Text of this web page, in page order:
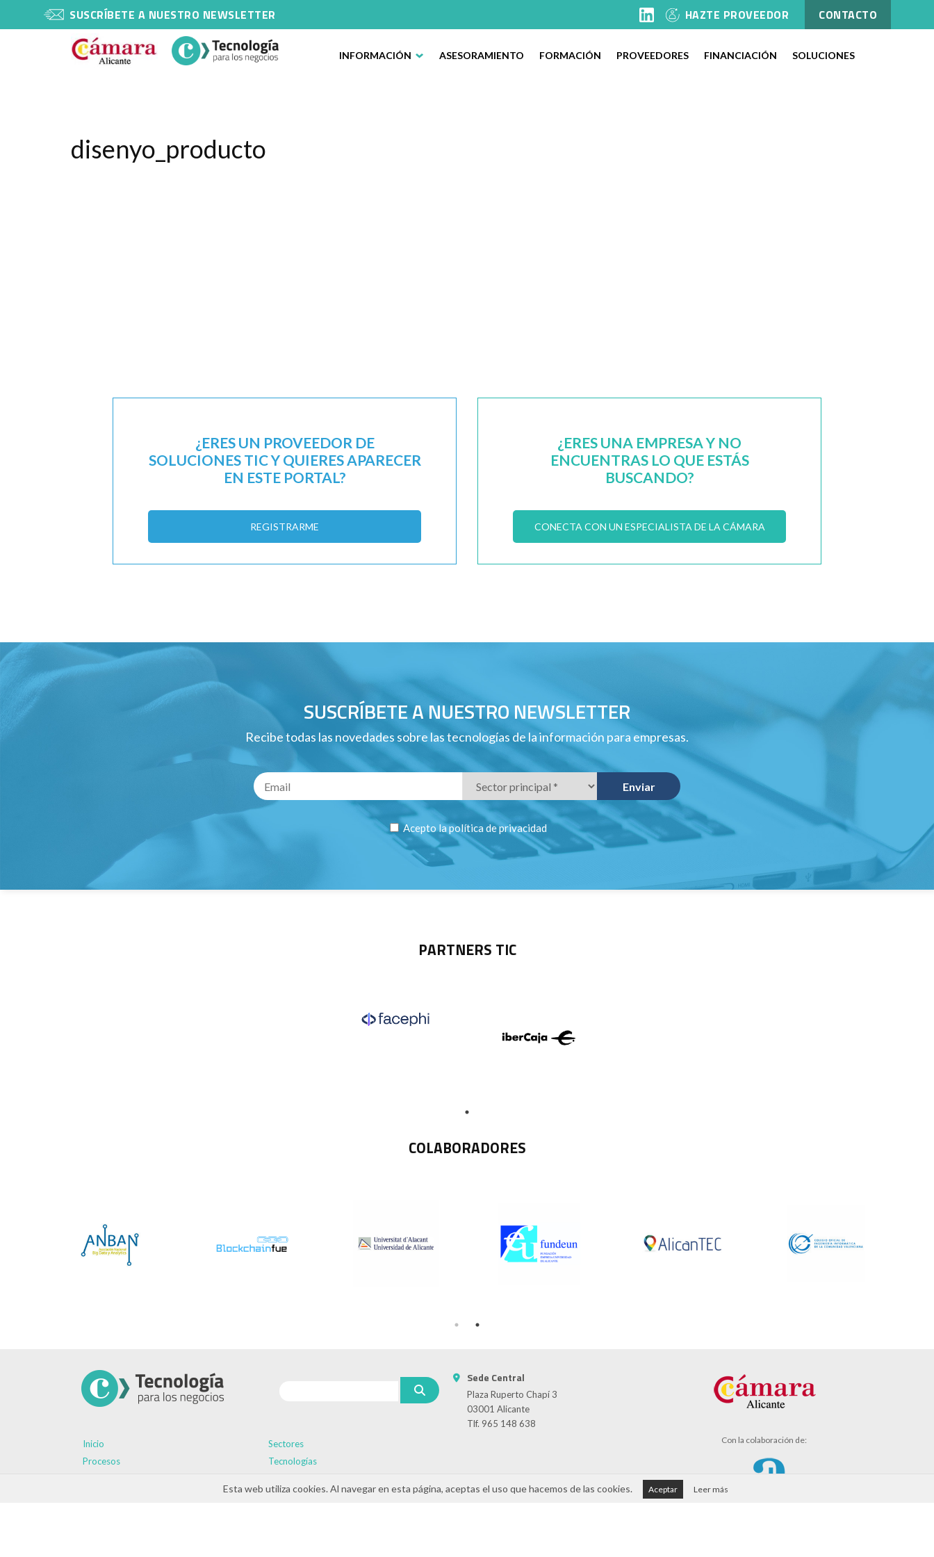
SUSCRÍBETE A NUESTRO NEWSLETTER HAZTE PROVEEDOR CONTACTO
INFORMACIÓN ASESORAMIENTO FORMACIÓN PROVEEDORES FINANCIACIÓN SOLUCIONES
disenyo_producto
¿ERES UN PROVEEDOR DE
SOLUCIONES TIC Y QUIERES APARECER
EN ESTE PORTAL?
REGISTRARME
¿ERES UNA EMPRESA Y NO
ENCUENTRAS LO QUE ESTÁS
BUSCANDO?
CONECTA CON UN ESPECIALISTA DE LA CÁMARA
SUSCRÍBETE A NUESTRO NEWSLETTER
Recibe todas las novedades sobre las tecnologías de la información para empresas.
Acepto lapolítica de privacidad
PARTNERS TIC
COLABORADORES
Inicio
Sectores
Procesos
Tecnologías
Sede Central
Plaza Ruperto Chapí 3
03001 Alicante
Tlf. 965 148 638
Con la colaboración de:
Esta web utiliza cookies. Al navegar en esta página, aceptas el uso que hacemos de las cookies. Aceptar Leer más